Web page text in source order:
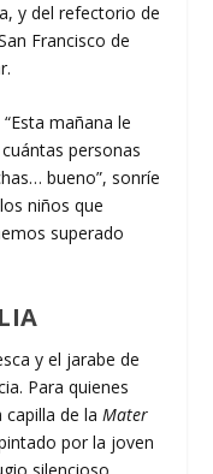
y del refectorio de
Francisco de
mañana le
personas
bueno”, sonríe
niños que
superado
y el jarabe de
Para quienes
capilla de laMater
por la joven